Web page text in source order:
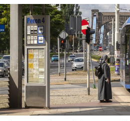
Kliknij, aby powiększyć